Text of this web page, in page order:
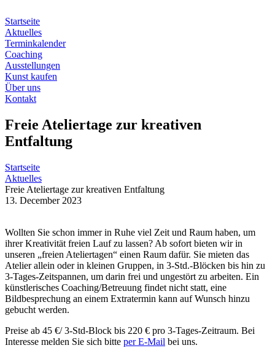
Inhalt
springen
Startseite
Aktuelles
Terminkalender
Coaching
Ausstellungen
Kunst kaufen
Über uns
Kontakt
Freie Ateliertage zur kreativen
Entfaltung
Startseite
Aktuelles
Freie Ateliertage zur kreativen Entfaltung
13. December 2023
Wollten Sie schon immer in Ruhe viel Zeit und Raum haben, um
ihrer Kreativität freien Lauf zu lassen? Ab sofort bieten wir in
unseren „freien Ateliertagen“ einen Raum dafür. Sie mieten das
Atelier allein oder in kleinen Gruppen, in 3-Std.-Blöcken bis hin zu
3-Tages-Zeitspannen, um darin frei und ungestört zu arbeiten. Ein
künstlerisches Coaching/Betreuung findet nicht statt, eine
Bildbesprechung an einem Extratermin kann auf Wunsch hinzu
gebucht werden.
Preise ab 45 €/ 3-Std-Block bis 220 € pro 3-Tages-Zeitraum. Bei
Interesse melden Sie sich bitte per E-Mail bei uns.